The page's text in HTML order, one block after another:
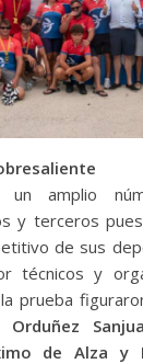
amplio
y terceros
de sus
técnicos y
prueba
Orduñez
de Alza y